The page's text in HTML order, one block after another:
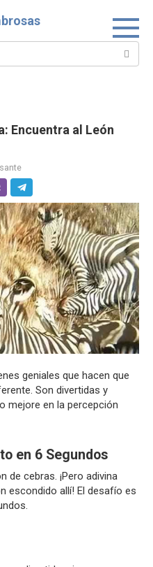
Encuentra al León
geniales que hacen que
Son divertidas y
mejore en la percepción
en 6 Segundos
de cebras. ¡Pero adivina
escondido allí! El desafío es